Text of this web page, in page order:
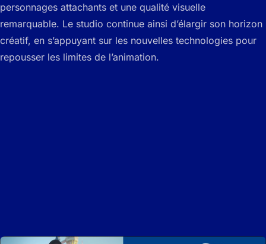
personnages attachants et une qualité visuelle
remarquable. Le studio continue ainsi d’élargir son horizon
créatif, en s’appuyant sur les nouvelles technologies pour
repousser les limites de l’animation.